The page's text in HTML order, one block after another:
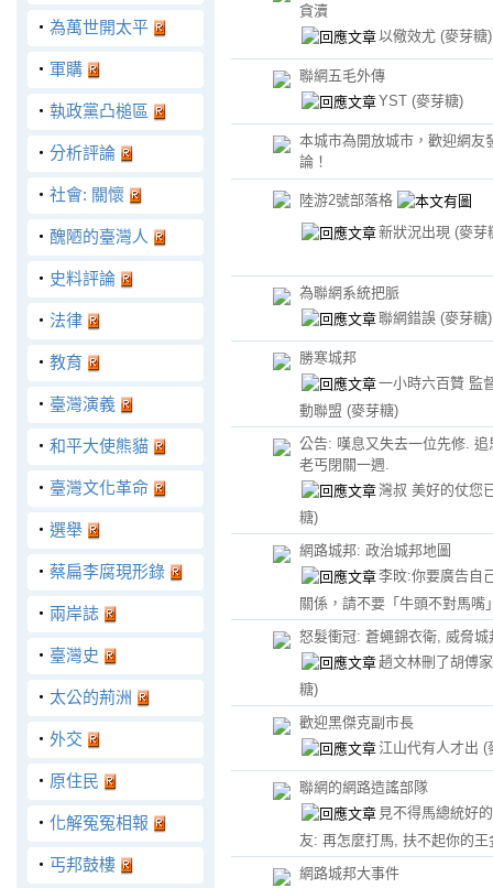
‧ 為萬世開太平
‧ 軍購
‧ 執政黨凸槌區
‧ 分析評論
‧ 社會: 關懷
‧ 醜陋的臺灣人
‧ 史料評論
‧ 法律
‧ 教育
‧ 臺灣演義
‧ 和平大使熊貓
‧ 臺灣文化革命
‧ 選舉
‧ 蔡扁李腐現形錄
‧ 兩岸誌
‧ 臺灣史
‧ 太公的荊洲
‧ 外交
‧ 原住民
‧ 化解冤冤相報
‧ 丐邦鼓樓
貪瀆
以儆效尤 (麥芽糖)
聯網五毛外傳
YST (麥芽糖)
本城市為開放城市，歡迎網友
論！
陸游2號部落格
新狀況出現 (麥芽
為聯網系統把脈
聯網錯誤 (麥芽糖)
勝寒城邦
一小時六百贊 監
動聯盟 (麥芽糖)
公告: 嘆息又失去一位先修. 追
老丐閉關一週.
灣叔 美好的仗您
糖)
網路城邦: 政治城邦地圖
李旼:你要廣告自
關係，請不要「牛頭不對馬嘴
怒髮衝冠: 蒼蠅錦衣衛, 威脅城
趙文林刪了胡傅
糖)
歡迎黑傑克副市長
江山代有人才出 (
聯網的網路造謠部隊
見不得馬總統好
友: 再怎麼打馬, 扶不起你的
網路城邦大事件